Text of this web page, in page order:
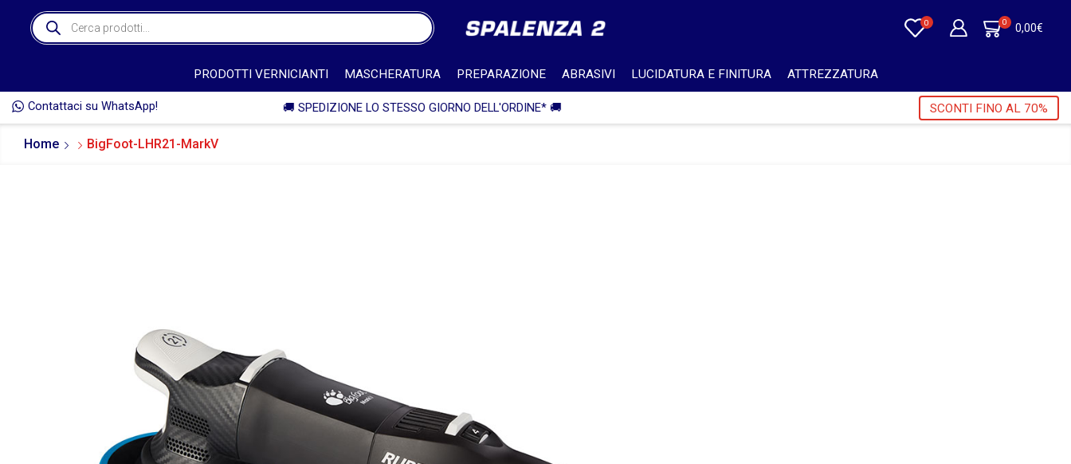
0 0 0,00€
PRODOTTI VERNICIANTI MASCHERATURA PREPARAZIONE ABRASIVI LUCIDATURA E FINITURA ATTREZZATURA
Contattaci su WhatsApp!
STESSO GIORNO DELL'ORDINE* 🚚 🎁 SPEDIZIONE IN ITALIA GRATUITA PER ORDINI SUPERIORI A 750€ + IVA 🎁SCONTI FINO AL 70%
Home BigFoot-LHR21-MarkV